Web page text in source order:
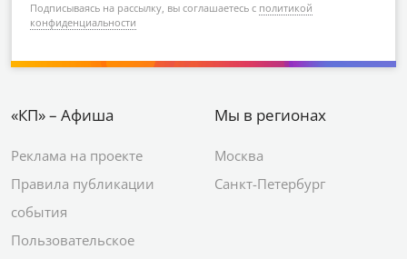
Подписываясь на рассылку, вы соглашаетесь с политикой
конфиденциальности
«КП» – Афиша
Реклама на проекте
Правила публикации
события
Пользовательское
Мы в регионах
Москва
Санкт-Петербург